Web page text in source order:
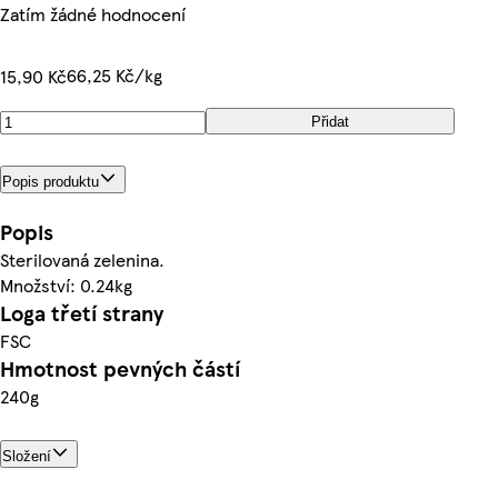
Zatím žádné hodnocení
15,90 Kč66,25 Kč/kg
Přidat
Popis produktu
Popis
Sterilovaná zelenina.
Množství: 0.24kg
Loga třetí strany
FSC
Hmotnost pevných částí
240g
Složení